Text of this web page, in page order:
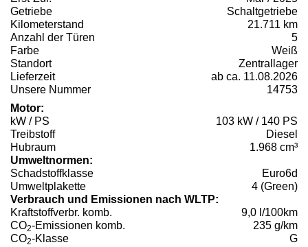
Getriebe
Schaltgetriebe
Kilometerstand
21.711 km
Anzahl der Türen
5
Farbe
Weiß
Standort
Zentrallager
Lieferzeit
ab ca. 11.08.2026
Unsere Nummer
14753
Motor:
kW / PS
103 kW / 140 PS
Treibstoff
Diesel
Hubraum
1.968 cm³
Umweltnormen:
Schadstoffklasse
Euro6d
Umweltplakette
4 (Green)
Verbrauch und Emissionen nach WLTP:
Kraftstoffverbr. komb.
9,0 l/100km
CO2-Emissionen komb.
235 g/km
CO2-Klasse G